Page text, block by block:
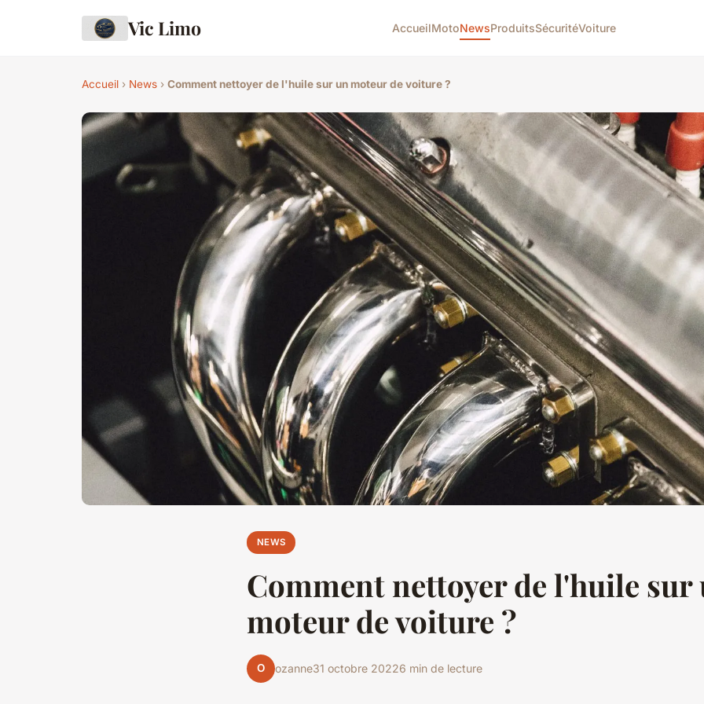
Vic Limo AccueilMotoNewsProduitsSécuritéVoiture
Accueil › News › Comment nettoyer de l'huile sur un moteur de voiture ?
NEWS
Comment nettoyer de l'huile sur
moteur de voiture ?
O ozanne31 octobre 20226 min de lecture